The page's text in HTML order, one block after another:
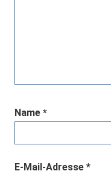
Name *
E-Mail-Adresse *